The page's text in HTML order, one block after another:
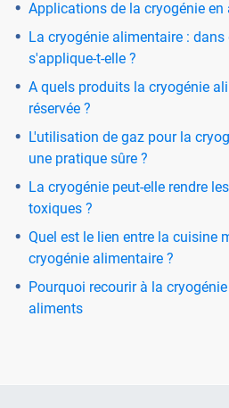
Applications de la cryogénie en
La cryogénie alimentaire :
s'applique-t-elle ?
A quels produits la cryogénie
réservée ?
L'utilisation de gaz pour la
une pratique sûre ?
La cryogénie peut-elle rendre
toxiques ?
Quel est le lien entre la cuisine
cryogénie alimentaire ?
Pourquoi recourir à la
aliments